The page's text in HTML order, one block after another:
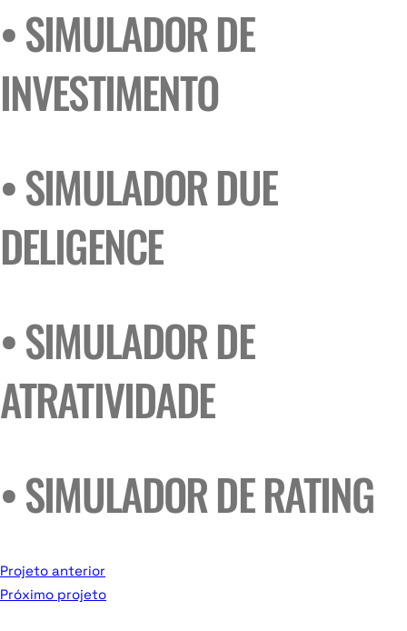
• SIMULADOR DE
INVESTIMENTO
• SIMULADOR DUE
DELIGENCE
• SIMULADOR DE
ATRATIVIDADE
• SIMULADOR DE RATING
Projeto anterior
Próximo projeto